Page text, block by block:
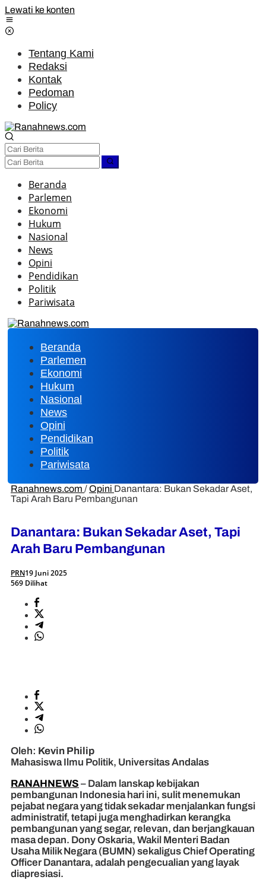
Lewati ke konten
Tentang Kami
Redaksi
Kontak
Pedoman
Policy
Beranda
Parlemen
Ekonomi
Hukum
Nasional
News
Opini
Pendidikan
Politik
Pariwisata
Beranda
Parlemen
Ekonomi
Hukum
Nasional
News
Opini
Pendidikan
Politik
Pariwisata
Ranahnews.com /Opini Danantara: Bukan Sekadar Aset,
Tapi Arah Baru Pembangunan
Danantara: Bukan Sekadar Aset, Tapi
Arah Baru Pembangunan
PRN19 Juni 2025
569 Dilihat
Oleh: Kevin Philip
Mahasiswa Ilmu Politik, Universitas Andalas
RANAHNEWS – Dalam lanskap kebijakan
pembangunan Indonesia hari ini, sulit menemukan
pejabat negara yang tidak sekadar menjalankan fungsi
administratif, tetapi juga menghadirkan kerangka
pembangunan yang segar, relevan, dan berjangkauan
masa depan. Dony Oskaria, Wakil Menteri Badan
Usaha Milik Negara (BUMN) sekaligus Chief Operating
Officer Danantara, adalah pengecualian yang layak
diapresiasi.